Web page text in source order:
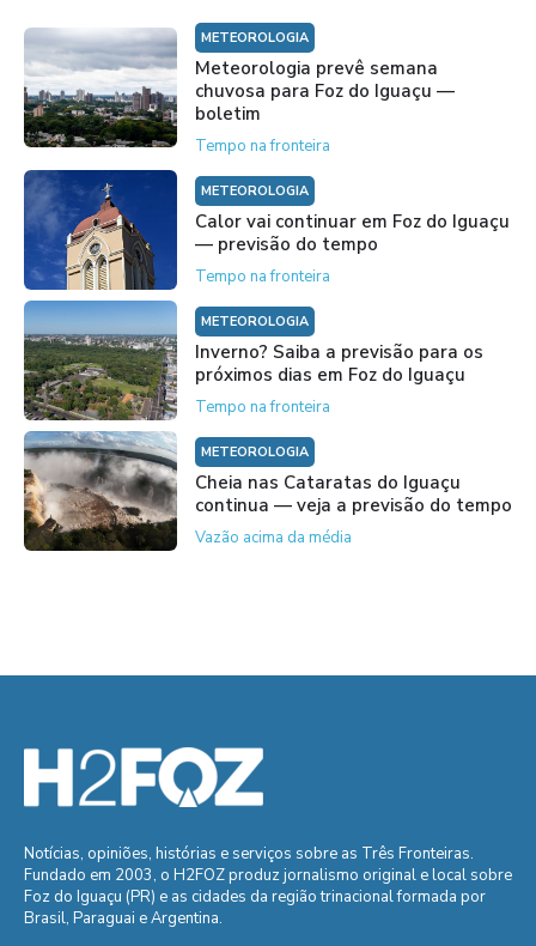
METEOROLOGIA
Meteorologia prevê semana
chuvosa para Foz do Iguaçu —
boletim
Tempo na fronteira
METEOROLOGIA
Calor vai continuar em Foz do Iguaçu
— previsão do tempo
Tempo na fronteira
METEOROLOGIA
Inverno? Saiba a previsão para os
próximos dias em Foz do Iguaçu
Tempo na fronteira
METEOROLOGIA
Cheia nas Cataratas do Iguaçu
continua — veja a previsão do tempo
Vazão acima da média
Notícias, opiniões, histórias e serviços sobre as Três Fronteiras.
Fundado em 2003, o H2FOZ produz jornalismo original e local sobre
Foz do Iguaçu (PR) e as cidades da região trinacional formada por
Brasil, Paraguai e Argentina.